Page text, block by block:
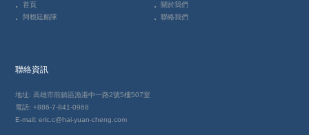
首頁
關於我們
阿根廷船隊
聯絡我們
聯絡資訊
地址: 高雄市前鎮區漁港中一路2號5樓507室
電話: +886-7-841-0968
E-mail: eric.c@hai-yuan-cheng.com